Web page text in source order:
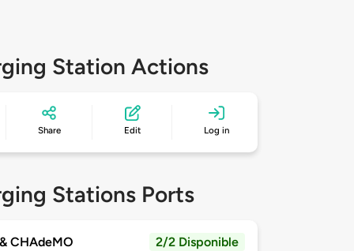
Station Actions
Share Edit Log in
Stations Ports
CHAdeMO 2/2 Disponible